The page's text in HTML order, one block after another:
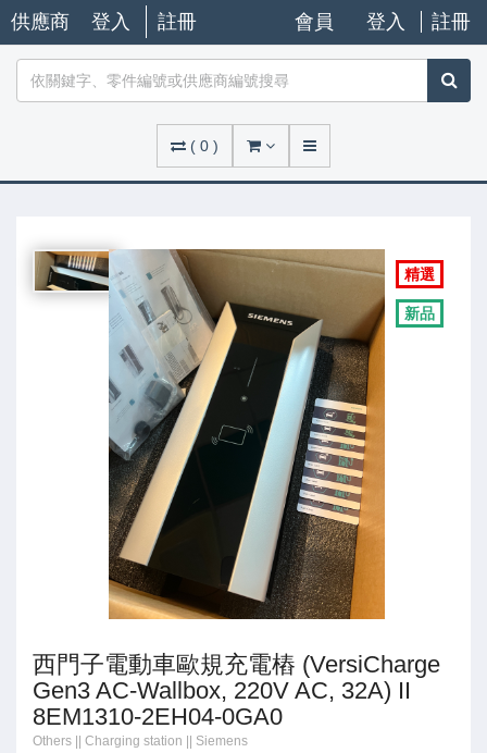
供應商 登入 註冊 會員 登入 註冊
( 0 )
精選
新品
西門子電動車歐規充電樁 (VersiCharge
Gen3 AC-Wallbox, 220V AC, 32A) II
8EM1310-2EH04-0GA0
Others || Charging station || Siemens